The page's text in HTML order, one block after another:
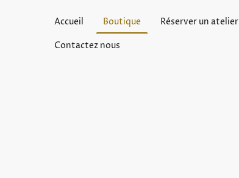
Accueil Boutique Réserver un atelier
Contactez nous